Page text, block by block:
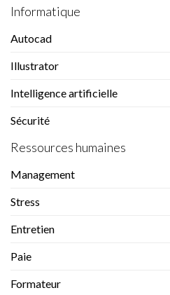
Informatique
Autocad
Illustrator
Intelligence artificielle
Sécurité
Ressources humaines
Management
Stress
Entretien
Paie
Formateur